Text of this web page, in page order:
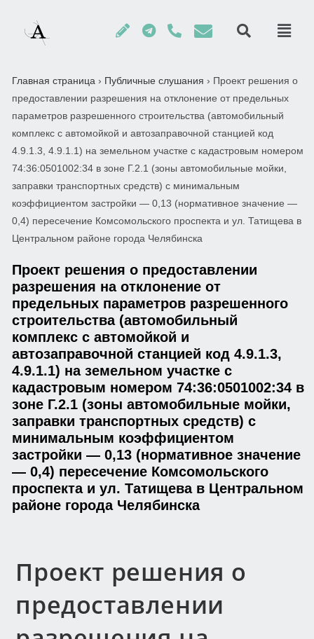
Главная страница › Публичные слушания › Проект решения о
предоставлении разрешения на отклонение от предельных
параметров разрешенного строительства (автомобильный
комплекс с автомойкой и автозаправочной станцией код
4.9.1.3, 4.9.1.1) на земельном участке с кадастровым номером
74:36:0501002:34 в зоне Г.2.1 (зоны автомобильные мойки,
заправки транспортных средств) с минимальным
коэффициентом застройки — 0,13 (нормативное значение —
0,4) пересечение Комсомольского проспекта и ул. Татищева в
Центральном районе города Челябинска
Проект решения о предоставлении
разрешения на отклонение от
предельных параметров разрешенного
строительства (автомобильный
комплекс с автомойкой и
автозаправочной станцией код 4.9.1.3,
4.9.1.1) на земельном участке с
кадастровым номером 74:36:0501002:34 в
зоне Г.2.1 (зоны автомобильные мойки,
заправки транспортных средств) с
минимальным коэффициентом
застройки — 0,13 (нормативное значение
— 0,4) пересечение Комсомольского
проспекта и ул. Татищева в Центральном
районе города Челябинска
Проект решения о
предоставлении